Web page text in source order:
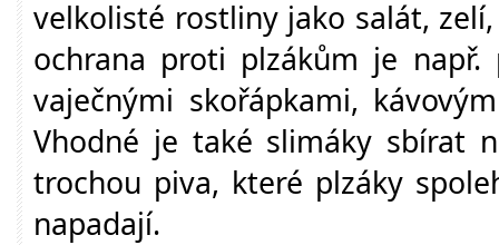
velkolisté rostliny jako salát,
ochrana proti plzákům je např.
vaječnými skořápkami,
Vhodné je také slimáky sbírat
trochou piva, které plzáky
napadají.